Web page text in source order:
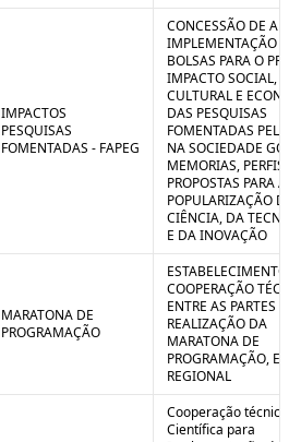
IMPACTOS
PESQUISAS
FOMENTADAS - FAPEG
CONCESSÃO DE
IMPLEMENTAÇÃO
BOLSAS PARA O
IMPACTO SOCIAL,
CULTURAL E
DAS PESQUISAS
FOMENTADAS
NA SOCIEDADE
MEMORIAS, PERFIS
PROPOSTAS PARA A
POPULARIZAÇÃO
CIÊNCIA, DA
E DA INOVAÇÃO
MARATONA DE
PROGRAMAÇÃO
COOPERAÇÃO
ENTRE AS PARTES
REALIZAÇÃO DA
MARATONA DE
PROGRAMAÇÃO,
REGIONAL
Cooperação
Científica para